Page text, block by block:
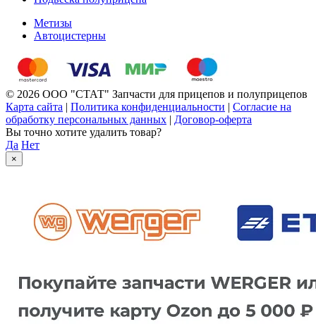
Метизы
Автоцистерны
© 2026 ООО "СТАТ" Запчасти для прицепов и полуприцепов
Карта сайта | Политика конфиденциальности | Согласие на
обработку персональных данных | Договор-оферта
Вы точно хотите удалить товар?
Да Нет
×